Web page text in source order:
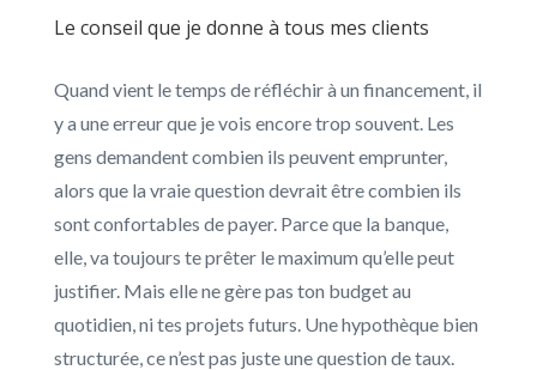
Le conseil que je donne à tous mes clients
Quand vient le temps de réfléchir à un financement, il
y a une erreur que je vois encore trop souvent. Les
gens demandent combien ils peuvent emprunter,
alors que la vraie question devrait être combien ils
sont confortables de payer. Parce que la banque,
elle, va toujours te prêter le maximum qu’elle peut
justifier. Mais elle ne gère pas ton budget au
quotidien, ni tes projets futurs. Une hypothèque bien
structurée, ce n’est pas juste une question de taux.